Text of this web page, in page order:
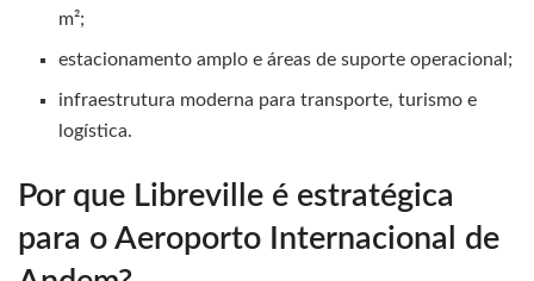
m²;
estacionamento amplo e áreas de suporte operacional;
infraestrutura moderna para transporte, turismo e
logística.
Por que Libreville é estratégica
para o Aeroporto Internacional de